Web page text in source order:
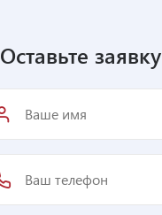
Оставьте заявку